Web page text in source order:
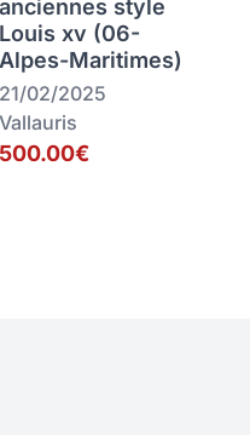
anciennes style
Louis xv (06-
Alpes-Maritimes)
21/02/2025
Vallauris
500.00€